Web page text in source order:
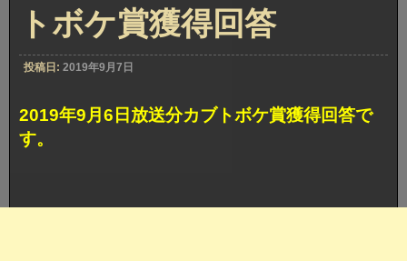
トボケ賞獲得回答
投稿日: 2019年9月7日
2019年9月6日放送分カブトボケ賞獲得回答で
す。